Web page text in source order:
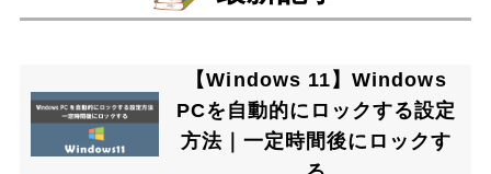
【Windows 11】Windows
PCを自動的にロックする設定
方法｜一定時間後にロックす